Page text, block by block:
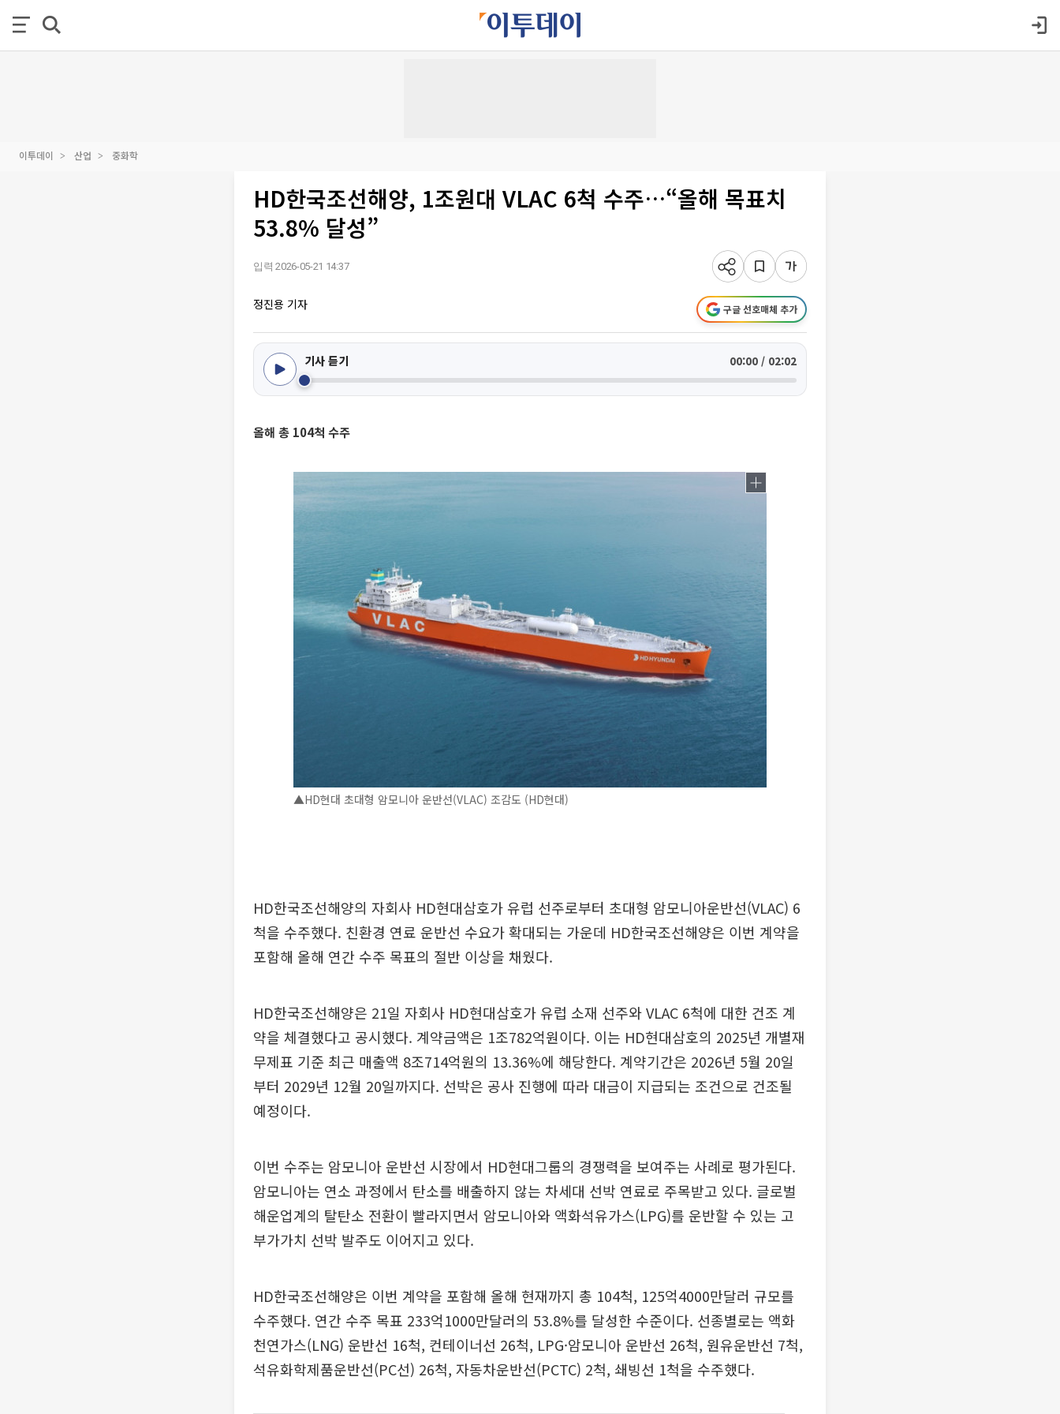
이투데이 산업 중화학
HD한국조선해양, 1조원대 VLAC 6척 수주…“올해 목표치
53.8% 달성”
입력 2026-05-21 14:37
정진용 기자 구글 선호매체 추가
기사 듣기 00:00 / 02:02
올해 총 104척 수주
▲HD현대 초대형 암모니아 운반선(VLAC) 조감도 (HD현대)
HD한국조선해양의 자회사 HD현대삼호가 유럽 선주로부터 초대형 암모니아운반선(VLAC) 6
척을 수주했다. 친환경 연료 운반선 수요가 확대되는 가운데 HD한국조선해양은 이번 계약을
포함해 올해 연간 수주 목표의 절반 이상을 채웠다.
HD한국조선해양은 21일 자회사 HD현대삼호가 유럽 소재 선주와 VLAC 6척에 대한 건조 계
약을 체결했다고 공시했다. 계약금액은 1조782억원이다. 이는 HD현대삼호의 2025년 개별재
무제표 기준 최근 매출액 8조714억원의 13.36%에 해당한다. 계약기간은 2026년 5월 20일
부터 2029년 12월 20일까지다. 선박은 공사 진행에 따라 대금이 지급되는 조건으로 건조될
예정이다.
이번 수주는 암모니아 운반선 시장에서 HD현대그룹의 경쟁력을 보여주는 사례로 평가된다.
암모니아는 연소 과정에서 탄소를 배출하지 않는 차세대 선박 연료로 주목받고 있다. 글로벌
해운업계의 탈탄소 전환이 빨라지면서 암모니아와 액화석유가스(LPG)를 운반할 수 있는 고
부가가치 선박 발주도 이어지고 있다.
HD한국조선해양은 이번 계약을 포함해 올해 현재까지 총 104척, 125억4000만달러 규모를
수주했다. 연간 수주 목표 233억1000만달러의 53.8%를 달성한 수준이다. 선종별로는 액화
천연가스(LNG) 운반선 16척, 컨테이너선 26척, LPG·암모니아 운반선 26척, 원유운반선 7척,
석유화학제품운반선(PC선) 26척, 자동차운반선(PCTC) 2척, 쇄빙선 1척을 수주했다.